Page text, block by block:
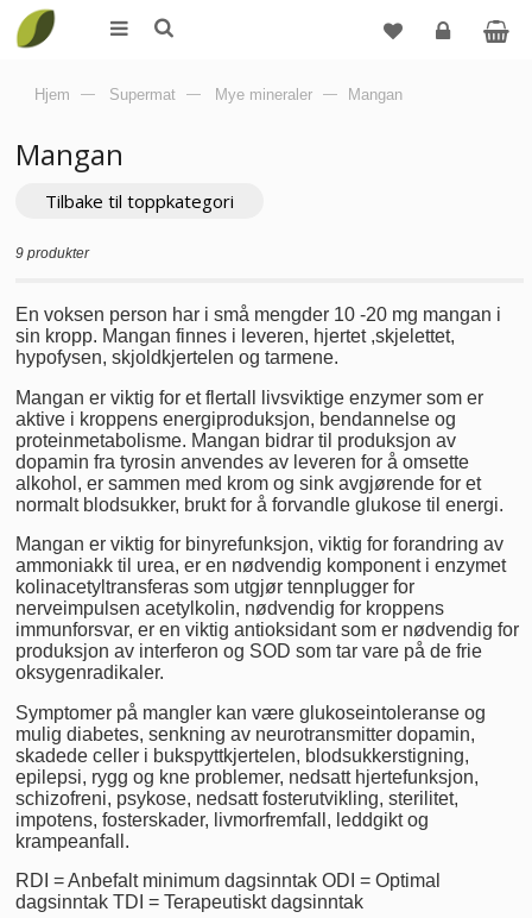
Hjem — Supermat — Mye mineraler — Mangan
Mangan
Tilbake til toppkategori
9 produkter
En voksen person har i små mengder 10 -20 mg mangan i
sin kropp. Mangan finnes i leveren, hjertet ,skjelettet,
hypofysen, skjoldkjertelen og tarmene.
Mangan er viktig for et flertall livsviktige enzymer som er
aktive i kroppens energiproduksjon, bendannelse og
proteinmetabolisme. Mangan bidrar til produksjon av
dopamin fra tyrosin anvendes av leveren for å omsette
alkohol, er sammen med krom og sink avgjørende for et
normalt blodsukker, brukt for å forvandle glukose til energi.
Mangan er viktig for binyrefunksjon, viktig for forandring av
ammoniakk til urea, er en nødvendig komponent i enzymet
kolinacetyltransferas som utgjør tennplugger for
nerveimpulsen acetylkolin, nødvendig for kroppens
immunforsvar, er en viktig antioksidant som er nødvendig for
produksjon av interferon og SOD som tar vare på de frie
oksygenradikaler.
Symptomer på mangler kan være glukoseintoleranse og
mulig diabetes, senkning av neurotransmitter dopamin,
skadede celler i bukspyttkjertelen, blodsukkerstigning,
epilepsi, rygg og kne problemer, nedsatt hjertefunksjon,
schizofreni, psykose, nedsatt fosterutvikling, sterilitet,
impotens, fosterskader, livmorfremfall, leddgikt og
krampeanfall.
RDI = Anbefalt minimum dagsinntak ODI = Optimal
dagsinntak TDI = Terapeutiskt dagsinntak